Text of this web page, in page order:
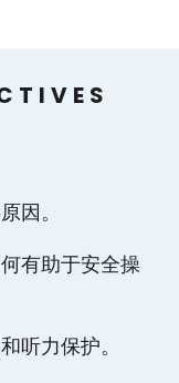
因。
有助于安全操
听力保护。